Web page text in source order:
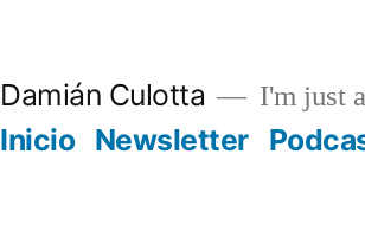
Damián Culotta I'm just
Inicio Newsletter